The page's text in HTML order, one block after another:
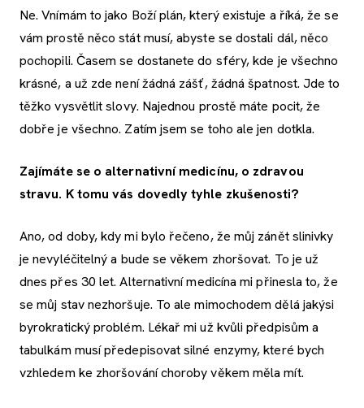
Ne. Vnímám to jako Boží plán, který existuje a říká, že se
vám prostě něco stát musí, abyste se dostali dál, něco
pochopili. Časem se dostanete do sféry, kde je všechno
krásné, a už zde není žádná zášť, žádná špatnost. Jde to
těžko vysvětlit slovy. Najednou prostě máte pocit, že
dobře je všechno. Zatím jsem se toho ale jen dotkla.
Zajímáte se o alternativní medicínu, o zdravou
stravu. K tomu vás dovedly tyhle zkušenosti?
Ano, od doby, kdy mi bylo řečeno, že můj zánět slinivky
je nevyléčitelný a bude se věkem zhoršovat. To je už
dnes přes 30 let. Alternativní medicína mi přinesla to, že
se můj stav nezhoršuje. To ale mimochodem dělá jakýsi
byrokratický problém. Lékař mi už kvůli předpisům a
tabulkám musí předepisovat silné enzymy, které bych
vzhledem ke zhoršování choroby věkem měla mít.